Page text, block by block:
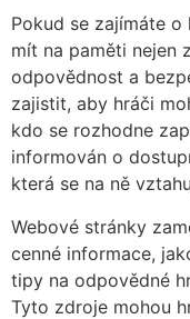
Pokud se zajímáte
mít na paměti nejen
odpovědnost a
zajistit, aby hráči
kdo se rozhodne
informován o
která se na ně
Webové stránky
cenné informace,
tipy na odpovědné
Tyto zdroje mohou